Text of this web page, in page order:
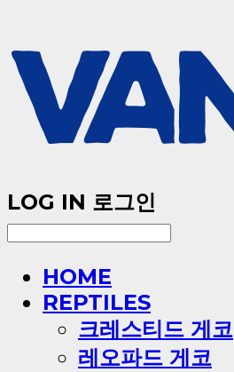
LOG IN 로그인
HOME
REPTILES
크레스티드 게코
레오파드 게코